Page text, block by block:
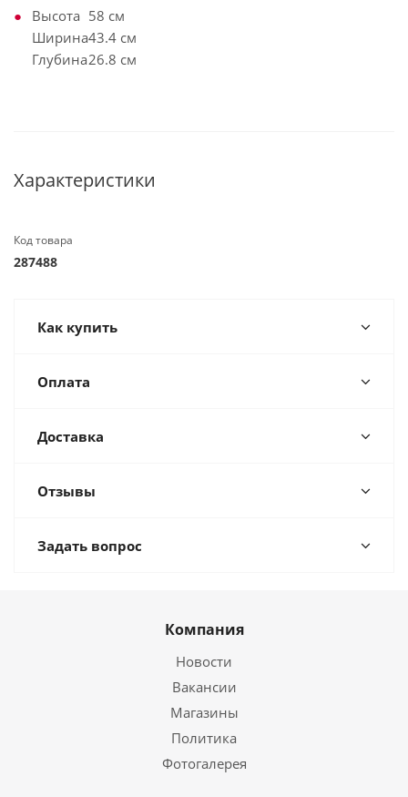
Высота 58 см
Ширина43.4 см
Глубина26.8 см
Характеристики
Код товара
287488
Как купить
Оплата
Доставка
Отзывы
Задать вопрос
Компания
Новости
Вакансии
Магазины
Политика
Фотогалерея